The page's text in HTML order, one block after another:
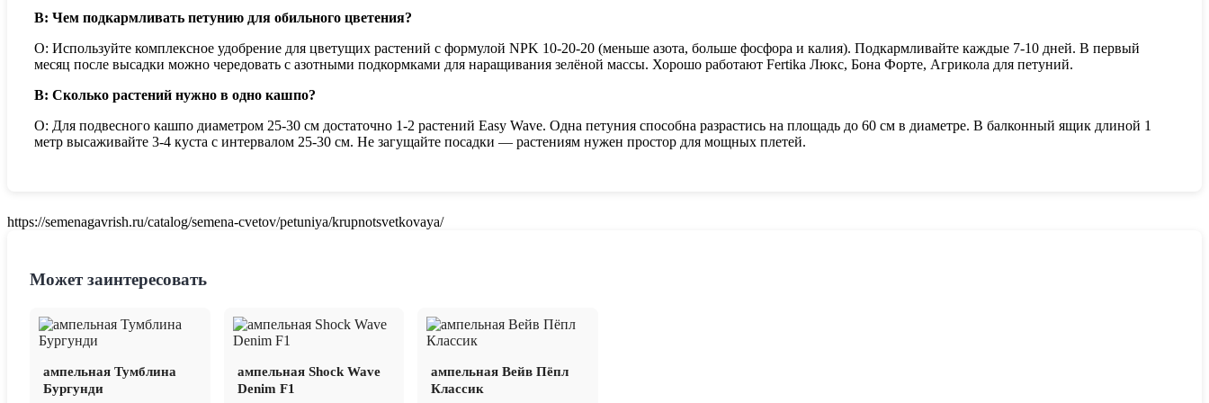
В: Чем подкармливать петунию для обильного цветения?
О: Используйте комплексное удобрение для цветущих растений с формулой NPK 10-20-20 (меньше азота, больше фосфора и калия). Подкармливайте каждые 7-10 дней. В первый
месяц после высадки можно чередовать с азотными подкормками для наращивания зелёной массы. Хорошо работают Fertika Люкс, Бона Форте, Агрикола для петуний.
В: Сколько растений нужно в одно кашпо?
О: Для подвесного кашпо диаметром 25-30 см достаточно 1-2 растений Easy Wave. Одна петуния способна разрастись на площадь до 60 см в диаметре. В балконный ящик длиной 1
метр высаживайте 3-4 куста с интервалом 25-30 см. Не загущайте посадки — растениям нужен простор для мощных плетей.
https://semenagavrish.ru/catalog/semena-cvetov/petuniya/krupnotsvetkovaya/
Может заинтересовать
ампельная Тумблина
Бургунди
ампельная Shock Wave
Denim F1
ампельная Вейв Пёпл
Классик